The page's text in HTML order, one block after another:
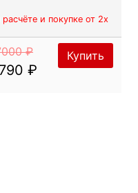
и покупке от 2х
₽
₽
Купить